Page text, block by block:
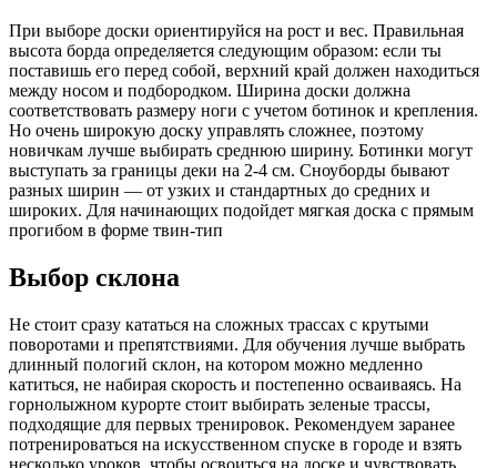
При выборе доски ориентируйся на рост и вес. Правильная
высота борда определяется следующим образом: если ты
поставишь его перед собой, верхний край должен находиться
между носом и подбородком. Ширина доски должна
соответствовать размеру ноги с учетом ботинок и крепления.
Но очень широкую доску управлять сложнее, поэтому
новичкам лучше выбирать среднюю ширину. Ботинки могут
выступать за границы деки на 2-4 см. Сноуборды бывают
разных ширин — от узких и стандартных до средних и
широких. Для начинающих подойдет мягкая доска с прямым
прогибом в форме твин-тип
Выбор склона
Не стоит сразу кататься на сложных трассах с крутыми
поворотами и препятствиями. Для обучения лучше выбрать
длинный пологий склон, на котором можно медленно
катиться, не набирая скорость и постепенно осваиваясь. На
горнолыжном курорте стоит выбирать зеленые трассы,
подходящие для первых тренировок. Рекомендуем заранее
потренироваться на искусственном спуске в городе и взять
несколько уроков, чтобы освоиться на доске и чувствовать